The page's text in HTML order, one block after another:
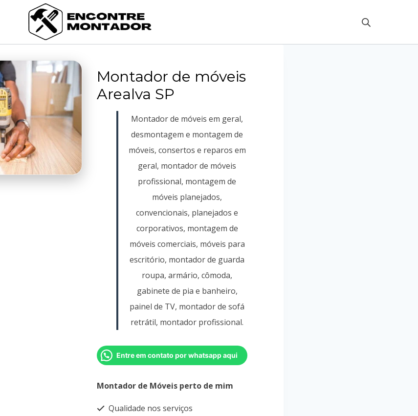
Montador de móveis
Arealva SP
Montador de móveis em geral,
desmontagem e montagem de
móveis, consertos e reparos em
geral, montador de móveis
profissional, montagem de
móveis planejados,
convencionais, planejados e
corporativos, montagem de
móveis comerciais, móveis para
escritório, montador de guarda
roupa, armário, cômoda,
gabinete de pia e banheiro,
painel de TV, montador de sofá
retrátil, montador profissional.
Entre em contato por whatsapp aqui
Montador de Móveis perto de mim
Qualidade nos serviços